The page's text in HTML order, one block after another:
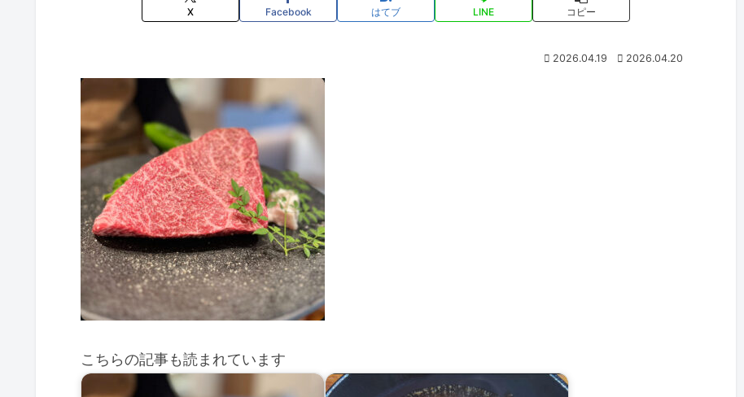
X Facebook はてブ LINE コピー
2026.04.19 2026.04.20
こちらの記事も読まれています